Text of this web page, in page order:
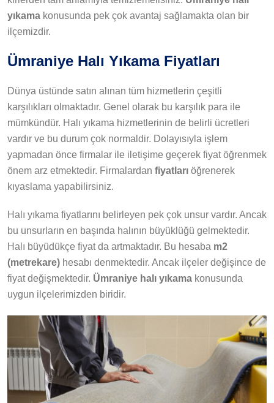
yıkama konusunda pek çok avantaj sağlamakta olan bir
ilçemizdir.
Ümraniye Halı Yıkama Fiyatları
Dünya üstünde satın alınan tüm hizmetlerin çeşitli
karşılıkları olmaktadır. Genel olarak bu karşılık para ile
mümkündür. Halı yıkama hizmetlerinin de belirli ücretleri
vardır ve bu durum çok normaldir. Dolayısıyla işlem
yapmadan önce firmalar ile iletişime geçerek fiyat öğrenmek
önem arz etmektedir. Firmalardan fiyatları öğrenerek
kıyaslama yapabilirsiniz.
Halı yıkama fiyatlarını belirleyen pek çok unsur vardır. Ancak
bu unsurların en başında halının büyüklüğü gelmektedir.
Halı büyüdükçe fiyat da artmaktadır. Bu hesaba m2
(metrekare) hesabı denmektedir. Ancak ilçeler değişince de
fiyat değişmektedir. Ümraniye halı yıkama konusunda
uygun ilçelerimizden biridir.